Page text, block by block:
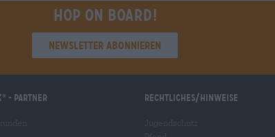
Hop on board!
Newsletter abonnieren
- Partner Rechtliches/Hinweise